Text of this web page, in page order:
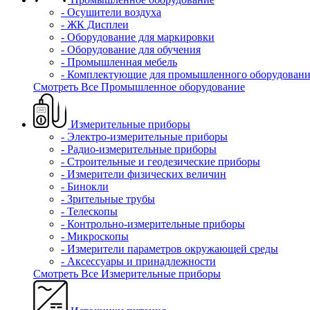
- Осушители воздуха
- ЖК Дисплеи
- Оборудование для маркировки
- Оборудование для обучения
- Промышленная мебель
- Комплектующие для промышленного
Смотреть Все Промышленное оборудование
Измерительные приборы
- Электро-измерительные приборы
- Радио-измерительные приборы
- Строительные и геодезические приборы
- Измерители физических величин
- Бинокли
- Зрительные трубы
- Телескопы
- Контрольно-измерительные приборы
- Микроскопы
- Измерители параметров окружающей среды
- Аксессуары и принадлежности
Смотреть Все Измерительные приборы